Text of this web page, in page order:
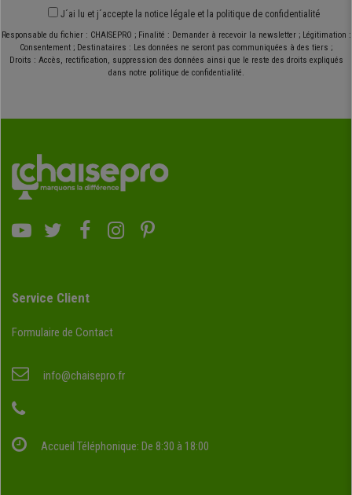
J´ai lu et j´accepte la notice légale et la politique de confidentialité
Responsable du fichier : CHAISEPRO ; Finalité : Demander à recevoir la newsletter ; Légitimation :
Consentement ; Destinataires : Les données ne seront pas communiquées à des tiers ;
Droits : Accès, rectification, suppression des données ainsi que le reste des droits expliqués
dans notre politique de confidentialité.
Service Client
Formulaire de Contact
info@chaisepro.fr
Accueil Téléphonique: De 8:30 à 18:00